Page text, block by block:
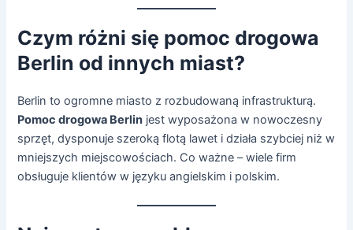
Czym różni się pomoc drogowa
Berlin od innych miast?
Berlin to ogromne miasto z rozbudowaną infrastrukturą.
Pomoc drogowa Berlin jest wyposażona w nowoczesny
sprzęt, dysponuje szeroką flotą lawet i działa szybciej niż w
mniejszych miejscowościach. Co ważne – wiele firm
obsługuje klientów w języku angielskim i polskim.